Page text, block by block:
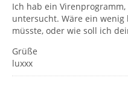
Ich hab ein
untersucht. Wäre ein
müsste, oder wie soll ich
Grüße
luxxx